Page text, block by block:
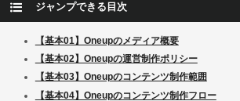
ジャンプできる目次
【基本01】Oneupのメディア概要
【基本02】Oneupの運営制作ポリシー
【基本03】Oneupのコンテンツ制作範囲
【基本04】Oneupのコンテンツ制作フロー